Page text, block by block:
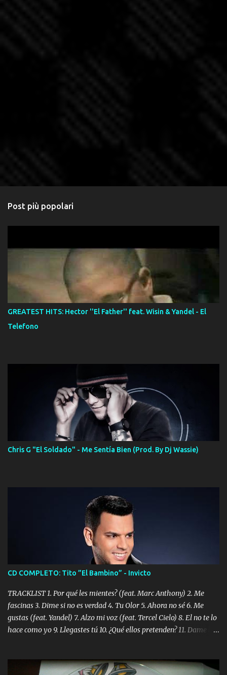
Post più popolari
GREATEST HITS: Hector ''El Father'' feat. Wisin & Yandel - El
Telefono
Chris G "El Soldado" - Me Sentía Bien (Prod. By Dj Wassie)
CD COMPLETO: Tito ”El Bambino” - Invicto
TRACKLIST 1. Por qué les mientes? (feat. Marc Anthony) 2. Me
fascinas 3. Dime si no es verdad 4. Tu Olor 5. Ahora no sé 6. Me
gustas (feat. Yandel) 7. Alzo mi voz (feat. Tercel Cielo) 8. El no te lo
hace como yo 9. Llegastes tú 10. ¿Qué ellos pretenden? 11. Dame la
Digital Booklet – Invicto ----------------------------- Nota: